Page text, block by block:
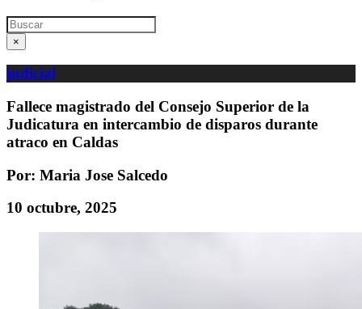
Search
×
judicial
Fallece magistrado del Consejo Superior de la
Judicatura en intercambio de disparos durante
atraco en Caldas
Por: Maria Jose Salcedo
10 octubre, 2025